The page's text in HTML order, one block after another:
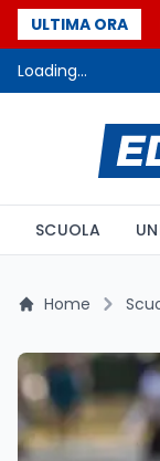
ULTIMA ORA
Consiglio di
Loading...
SCUOLA
Home